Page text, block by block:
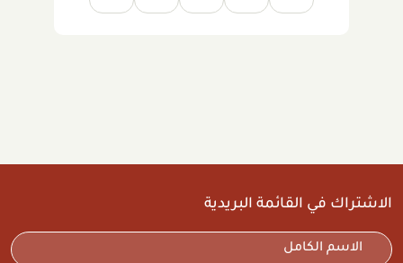
الاشتراك في القائمة البريدية